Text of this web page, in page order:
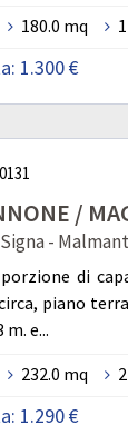
180.0 mq
1.300 €
/
-
di
piano
e...
232.0 mq
1.290 €